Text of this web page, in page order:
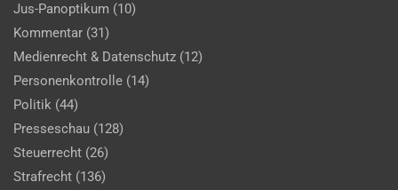
Jus-Panoptikum (10)
Kommentar (31)
Medienrecht & Datenschutz (12)
Personenkontrolle (14)
Politik (44)
Presseschau (128)
Steuerrecht (26)
Strafrecht (136)